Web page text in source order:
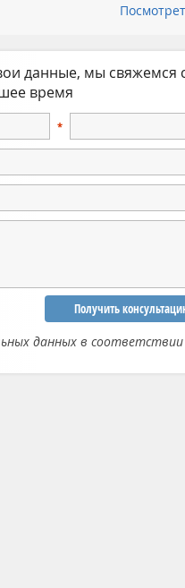
данные, мы свяжемся
время
Получить
данных в соответствии